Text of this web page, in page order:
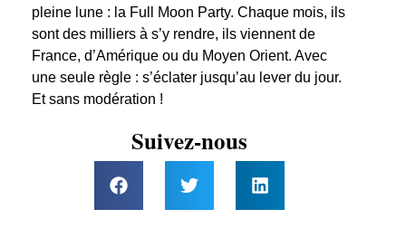
pleine lune : la Full Moon Party. Chaque mois, ils
sont des milliers à s’y rendre, ils viennent de
France, d’Amérique ou du Moyen Orient. Avec
une seule règle : s’éclater jusqu’au lever du jour.
Et sans modération !
Suivez-nous